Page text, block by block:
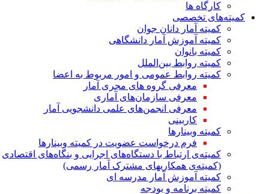
کارگاه ها
کمیته‌های تخصصی
کمیته آمار دانان جوان
کمیته آموزش آمار دانشگاهی
کمیته بانوان
کمیته روابط بین‌الملل
کمیته روابط عمومی و امور مربوط به اعضا
معرفی گروه های مجری آمار
معرفی سازمان‌های آماری
معرفی انجمن‌های علمی دانشجویی آمار
کاربینی
کمیته وبینارها
فرم درخواست عضویت در کمیته وبینارها
کمیته‌ی ارتباط با دستگاه‌های اجرایی و بنگاه‌های اقتصادی
(کمیته‌ی همکاریهای مشترک آمار رسمی)
کمیته آموزش آمار مدرسه ای
کمیته برنامه و بودجه